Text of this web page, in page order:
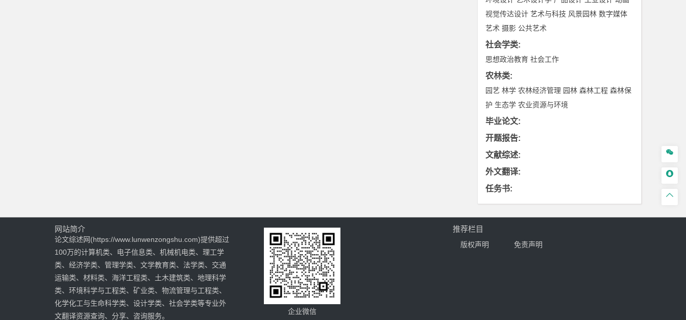
视觉传达设计 艺术与科技 风景园林 数字媒体
艺术 摄影 公共艺术
社会学类:
思想政治教育 社会工作
农林类:
园艺 林学 农林经济管理 园林 森林工程 森林保
护 生态学 农业资源与环境
毕业论文:
开题报告:
文献综述:
外文翻译:
任务书:



网站简介
论文综述网(https://www.lunwenzongshu.com)提供超过
100万的计算机类、电子信息类、机械机电类、理工学
类、经济学类、管理学类、文学教育类、法学类、交通
运输类、材料类、海洋工程类、土木建筑类、地理科学
类、环境科学与工程类、矿业类、物流管理与工程类、
化学化工与生命科学类、设计学类、社会学类等专业外
文翻译资源查询、分享、咨询服务。
企业微信
推荐栏目
版权声明 免责声明